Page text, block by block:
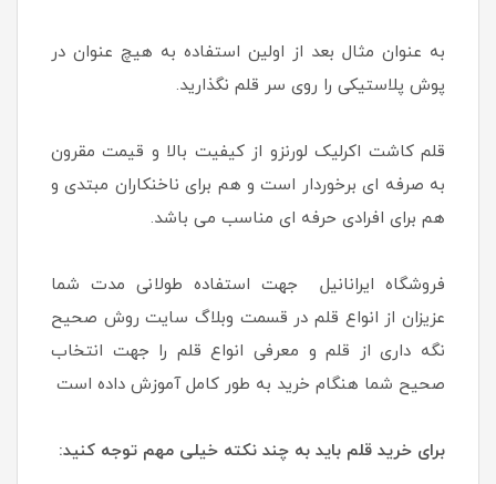
به عنوان مثال بعد از اولین استفاده به هیچ عنوان در
پوش پلاستیکی را روی سر قلم نگذارید.
قلم کاشت اکرلیک لورنزو از کیفیت بالا و قیمت مقرون
به صرفه ای برخوردار است و هم برای ناخنکاران مبتدی و
هم برای افرادی حرفه ای مناسب می باشد.
فروشگاه ایرانانیل جهت استفاده طولانی مدت شما
عزیزان از انواع قلم در قسمت وبلاگ سایت روش صحیح
نگه داری از قلم و معرفی انواع قلم را جهت انتخاب
صحیح شما هنگام خرید به طور کامل آموزش داده است
برای خرید قلم باید به چند نکته خیلی مهم توجه کنید: